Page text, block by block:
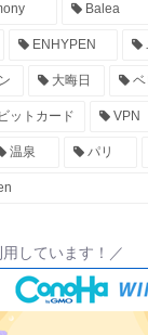
Balea
ENHYPEN
大晦日 ベ
ットカード VPN
温泉 パリ
しています！／